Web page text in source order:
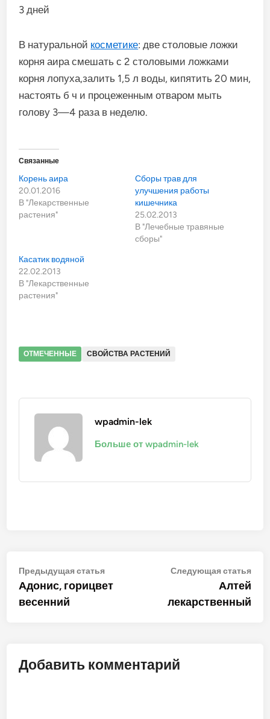
3 дней
В натуральной косметике: две столовые ложки
корня аира смешать с 2 столовыми ложками
корня лопуха,залить 1,5 л воды, кипятить 20 мин,
настоять б ч и процеженным отваром мыть
голову 3—4 раза в неделю.
Связанные
Корень аира
20.01.2016
В "Лекарственные
растения"
Сборы трав для
улучшения работы
кишечника
25.02.2013
В "Лечебные травяные
сборы"
Касатик водяной
22.02.2013
В "Лекарственные
растения"
ОТМЕЧЕННЫЕ СВОЙСТВА РАСТЕНИЙ
wpadmin-lek
Больше от wpadmin-lek
Навигация
по
записям
Предыдущая статьяПредыдущая
статья:
Адонис, горицвет
весенний
Следующая статья
Алтей
лекарственный
Добавить комментарий